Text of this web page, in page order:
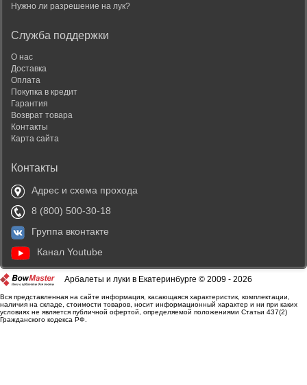
Нужно ли разрешение на лук?
Служба поддержки
О нас
Доставка
Оплата
Покупка в кредит
Гарантия
Возврат товара
Контакты
Карта сайта
Контакты
Адрес и схема прохода
8 (800) 500-30-18
Группа вконтакте
Канал Youtube
Арбалеты и луки в Екатеринбурге © 2009 - 2026
Вся представленная на сайте информация, касающаяся характеристик, комплектации,
наличия на складе, стоимости товаров, носит информационный характер и ни при каких
условиях не является публичной офертой, определяемой положениями Статьи 437(2)
Гражданского кодекса РФ.